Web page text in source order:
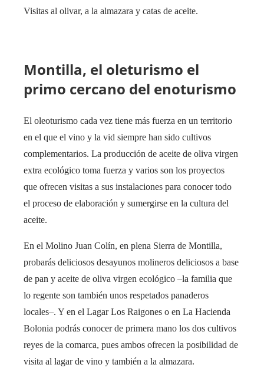
Visitas al olivar, a la almazara y catas de aceite.
Montilla, el oleturismo el
primo cercano del enoturismo
El oleoturismo cada vez tiene más fuerza en un territorio
en el que el vino y la vid siempre han sido cultivos
complementarios. La producción de aceite de oliva virgen
extra ecológico toma fuerza y varios son los proyectos
que ofrecen visitas a sus instalaciones para conocer todo
el proceso de elaboración y sumergirse en la cultura del
aceite.
En el Molino Juan Colín, en plena Sierra de Montilla,
probarás deliciosos desayunos molineros deliciosos a base
de pan y aceite de oliva virgen ecológico –la familia que
lo regente son también unos respetados panaderos
locales–. Y en el Lagar Los Raigones o en La Hacienda
Bolonia podrás conocer de primera mano los dos cultivos
reyes de la comarca, pues ambos ofrecen la posibilidad de
visita al lagar de vino y también a la almazara.